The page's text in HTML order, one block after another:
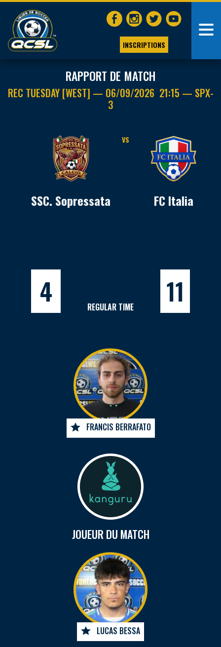
INSCRIPTIONS
RAPPORT DE MATCH
REC TUESDAY [WEST] — 06/09/2026 21:15 — SPX-
3
SSC. Sopressata
VS
FC Italia
4 REGULAR TIME 11
FRANCIS BERRAFATO
JOUEUR DU MATCH
LUCAS BESSA